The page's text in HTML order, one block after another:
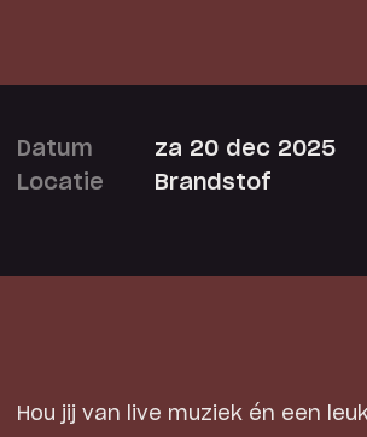
Datum
za 20 dec 2025
Locatie
Brandstof
Hou jij van live muziek én een